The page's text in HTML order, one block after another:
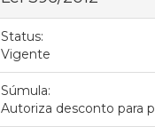
Status:
Vigente
Súmula:
Autoriza desconto para